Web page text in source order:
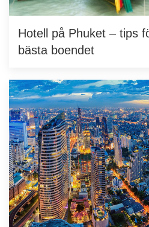
Hotell på Phuket – tips
bästa boendet